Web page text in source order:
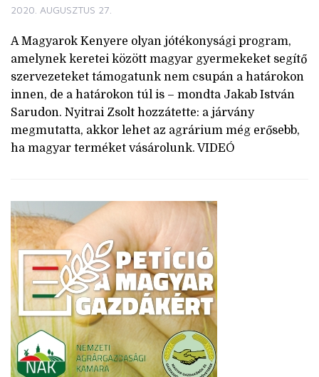
2020. AUGUSZTUS 27.
A Magyarok Kenyere olyan jótékonysági program,
amelynek keretei között magyar gyermekeket segítő
szervezeteket támogatunk nem csupán a határokon
innen, de a határokon túl is – mondta Jakab István
Sarudon. Nyitrai Zsolt hozzátette: a járvány
megmutatta, akkor lehet az agrárium még erősebb,
ha magyar terméket vásárolunk. VIDEÓ